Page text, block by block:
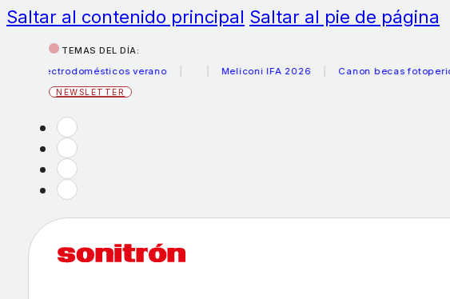
Saltar al contenido principal Saltar al pie de página
TEMAS DEL DÍA:
verano
Meliconi IFA 2026 Canon becas fotoperiodismo
NEWSLETTER